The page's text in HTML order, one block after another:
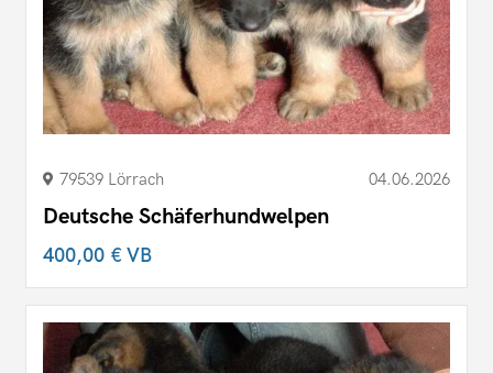
79539 Lörrach 04.06.2026
Deutsche Schäferhundwelpen
400,00 €VB